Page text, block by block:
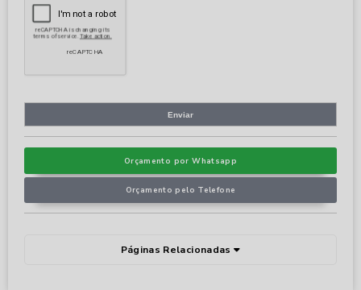
Orçamento por Whatsapp
Orçamento pelo Telefone
Páginas Relacionadas